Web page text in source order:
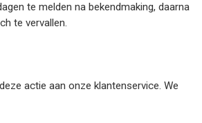
te melden na bekendmaking, daarna
te vervallen.
actie aan onze klantenservice. We